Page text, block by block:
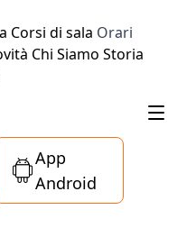
Corsi di sala Orari
Chi Siamo Storia
App
Android